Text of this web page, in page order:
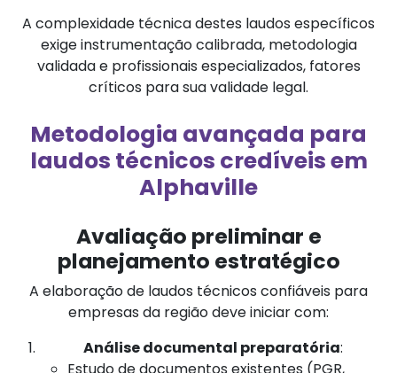
A complexidade técnica destes laudos específicos
exige instrumentação calibrada, metodologia
validada e profissionais especializados, fatores
críticos para sua validade legal.
Metodologia avançada para
laudos técnicos credíveis em
Alphaville
Avaliação preliminar e
planejamento estratégico
A elaboração de laudos técnicos confiáveis para
empresas da região deve iniciar com:
Análise documental preparatória:
Estudo de documentos existentes (PGR,